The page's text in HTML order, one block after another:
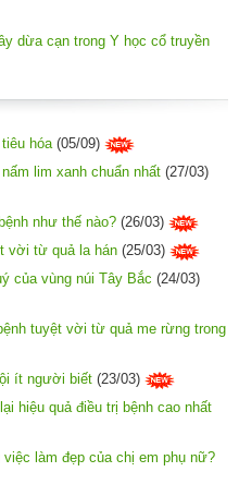
dừa cạn trong Y học cổ truyền
hóa(05/09)
lim xanh chuẩn nhất (27/03)
như thế nào? (26/03)
vời từ quả la hán (25/03)
của vùng núi Tây Bắc (24/03)
tuyệt vời từ quả me rừng trong
ít người biết (23/03)
hiệu quả điều trị bệnh cao nhất
làm đẹp của chị em phụ nữ?